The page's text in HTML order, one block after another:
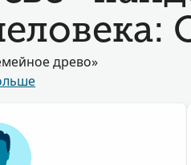
древо»